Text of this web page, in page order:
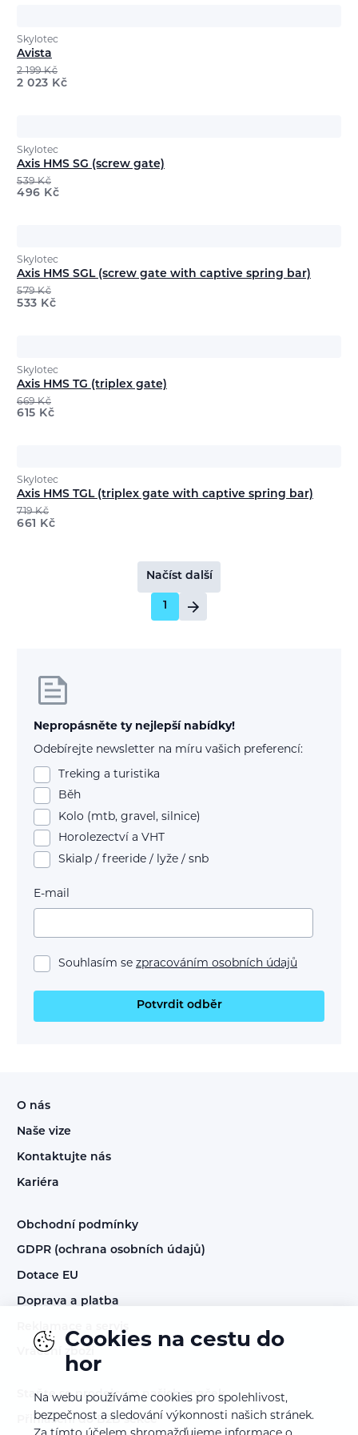
Skylotec
Avista
2 199Kč
2 023 Kč
Skylotec
Axis HMS SG (screw gate)
539Kč
496 Kč
Skylotec
Axis HMS SGL (screw gate with captive spring bar)
579Kč
533 Kč
Skylotec
Axis HMS TG (triplex gate)
669Kč
615 Kč
Skylotec
Axis HMS TGL (triplex gate with captive spring bar)
719Kč
661 Kč
Načíst další
1
Nepropásněte ty nejlepší nabídky!
Odebírejte newsletter na míru vašich preferencí:
Treking a turistika
Běh
Kolo (mtb, gravel, silnice)
Horolezectví a VHT
Skialp / freeride / lyže / snb
E-mail
Souhlasím se zpracováním osobních údajů
Potvrdit odběr
O nás
Naše vize
Kontaktujte nás
Kariéra
Obchodní podmínky
GDPR (ochrana osobních údajů)
Dotace EU
Doprava a platba
Reklamace a servis
Vrácení zboží
Staňte se prodejcem našich značek
Přihlášení do B2B sekce
Cookies na cestu do
hor
Na webu používáme cookies pro spolehlivost,
bezpečnost a sledování výkonnosti našich stránek.